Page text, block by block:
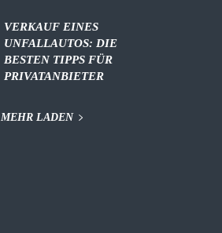
VERKAUF EINES
UNFALLAUTOS: DIE
BESTEN TIPPS FÜR
PRIVATANBIETER
MEHR LADEN